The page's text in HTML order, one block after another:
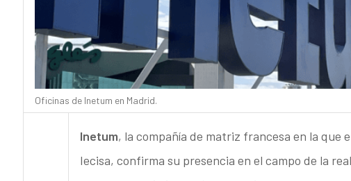
Oficinas de Inetum en Madrid.
Inetum, la compañía de matriz francesa en la que
Iecisa, confirma su presencia en el campo de la